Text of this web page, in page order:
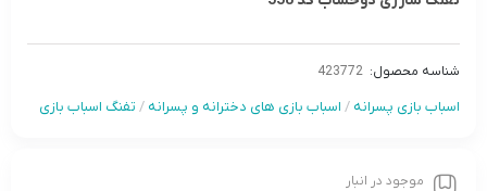
شناسه محصول: 423772
اسباب بازی پسرانه / اسباب بازی های دخترانه و پسرانه / تفنگ اسباب بازی
موجود در انبار